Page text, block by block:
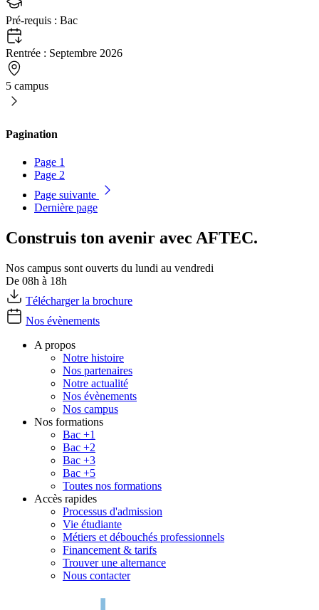
Pré-requis : Bac
Rentrée : Septembre 2026
5 campus
Pagination
Page 1
Page 2
Page suivante
Dernière page
Construis ton avenir avec AFTEC.
Nos campus sont ouverts du lundi au vendredi
De 08h à 18h
Télécharger la brochure
Nos évènements
A propos
Notre histoire
Nos partenaires
Notre actualité
Nos évènements
Nos campus
Nos formations
Bac +1
Bac +2
Bac +3
Bac +5
Toutes nos formations
Accès rapides
Processus d'admission
Vie étudiante
Métiers et débouchés professionnels
Financement & tarifs
Trouver une alternance
Nous contacter